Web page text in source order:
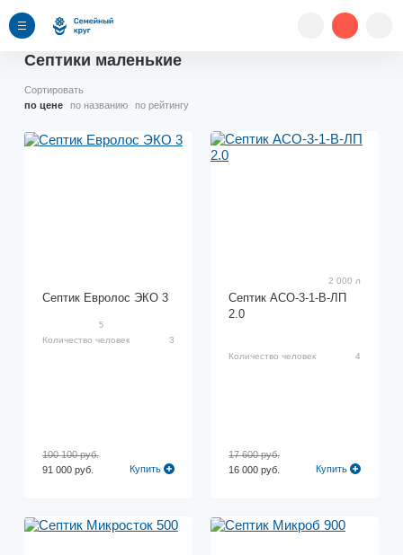
Септики маленькие
Сортировать
по цене
по названию по рейтингу
Септик Евролос ЭКО 3
5
Количество человек 3
91 000 руб.
100 100 руб.
Купить
2 000 л
Септик АСО-3-1-В-ЛП
2.0
Количество человек 4
16 000 руб.
17 600 руб.
Купить